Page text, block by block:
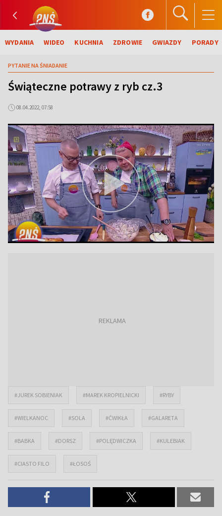
WYDANIA WIDEO KUCHNIA ZDROWIE GWIAZDY PORADY
PYTANIE NA ŚNIADANIE
Świąteczne potrawy z ryb cz.3
08.04.2022, 07:58
#JUREK SOBIENIAK #MAREK KROPIELNICKI #RYBY
#WIELKANOC #SOLA #ĆWIKŁA #GALARETA
#BABKA #DORSZ #POLĘDWICZKA #KULEBIAK
#CIASTO FILO #ŁOSOŚ